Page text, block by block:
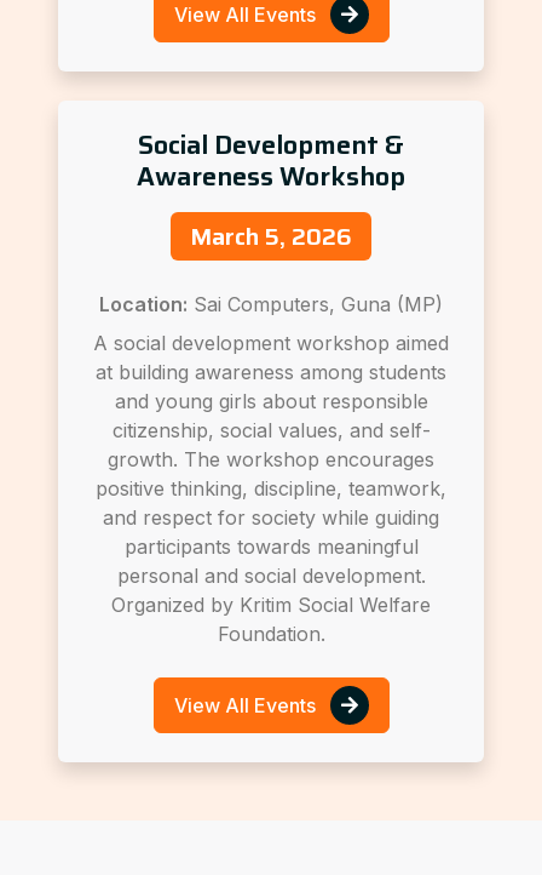
View All Events
Social Development &
Awareness Workshop
March 5, 2026
Location: Sai Computers, Guna (MP)
A social development workshop aimed
at building awareness among students
and young girls about responsible
citizenship, social values, and self-
growth. The workshop encourages
positive thinking, discipline, teamwork,
and respect for society while guiding
participants towards meaningful
personal and social development.
Organized by Kritim Social Welfare
Foundation.
View All Events